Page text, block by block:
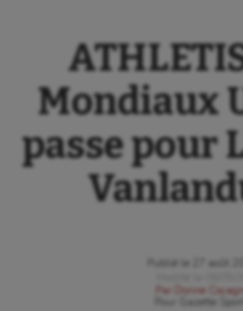
Mondiaux
passe pour
Publié le
27 août
Par
Dorine
Gazette Sports